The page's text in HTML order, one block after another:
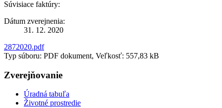
Súvisiace faktúry:
Dátum zverejnenia:
31. 12. 2020
2872020.pdf
Typ súboru: PDF dokument, Veľkosť: 557,83 kB
Zverejňovanie
Úradná tabuľa
Životné prostredie